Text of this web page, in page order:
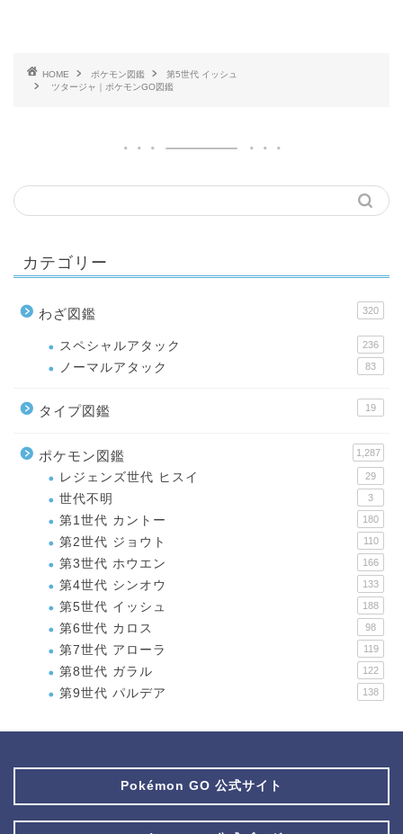
HOME ポケモン図鑑
第5世代 イッシュ
ツタージャ｜ポケモンGO図鑑
カテゴリー
わざ図鑑 320
スペシャルアタック 236
ノーマルアタック 83
タイプ図鑑 19
ポケモン図鑑 1,287
レジェンズ世代 ヒスイ 29
世代不明 3
第1世代 カントー 180
第2世代 ジョウト 110
第3世代 ホウエン 166
第4世代 シンオウ 133
第5世代 イッシュ 188
第6世代 カロス 98
第7世代 アローラ 119
第8世代 ガラル 122
第9世代 パルデア 138
Pokémon GO 公式サイト